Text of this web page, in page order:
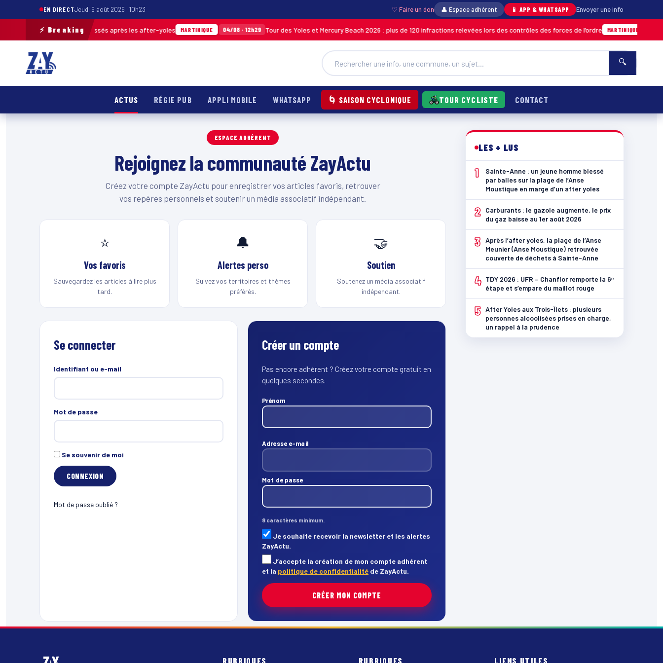
EN DIRECTJeudi 6 août 2026 · 10h23 ♡ Faire un don 👤 Espace adhérent 📱 APP & WHATSAPP Envoyer une info
⚡ Breaking
de 30 m³ de déchets ramassés après les after-yoles MARTINIQUE 04/08 · 12h29 Tour des Yoles et Mercury Beach 2026 : plus de 120 infractions relevées lors des contrôles des forces de l’ordre MARTINIQUE
🔍
ACTUS RÉGIE PUB APPLI MOBILE WHATSAPP 🌀 SAISON CYCLONIQUE TOUR CYCLISTE CONTACT
ESPACE ADHÉRENT
Rejoignez la communauté ZayActu
Créez votre compte ZayActu pour enregistrer vos articles favoris, retrouver
vos repères personnels et soutenir un média associatif indépendant.
⭐
Vos favoris
Sauvegardez les articles à lire plus
tard.
🔔
Alertes perso
Suivez vos territoires et thèmes
préférés.
🤝
Soutien
Soutenez un média associatif
indépendant.
Se connecter
Identifiant ou e-mail
Mot de passe
Se souvenir de moi
Mot de passe oublié ?
Créer un compte
Pas encore adhérent ? Créez votre compte gratuit en
quelques secondes.
Prénom
Adresse e-mail
Mot de passe
8 caractères minimum.
Je souhaite recevoir la newsletter et les alertes
ZayActu.
J’accepte la création de mon compte adhérent
et la politique de confidentialité de ZayActu.
CRÉER MON COMPTE
LES + LUS
1
Sainte-Anne : un jeune homme blessé
par balles sur la plage de l’Anse
Moustique en marge d’un after yoles
2
Carburants : le gazole augmente, le prix
du gaz baisse au 1er août 2026
3 Après l’after yoles, la plage de l’Anse
Meunier (Anse Moustique) retrouvée
couverte de déchets à Sainte-Anne
4 TDY 2026 : UFR – Chanflor remporte la 6ᵉ
étape et s’empare du maillot rouge
5 After Yoles aux Trois-Îlets : plusieurs
personnes alcoolisées prises en charge,
un rappel à la prudence
RUBRIQUES RUBRIQUES LIENS UTILES